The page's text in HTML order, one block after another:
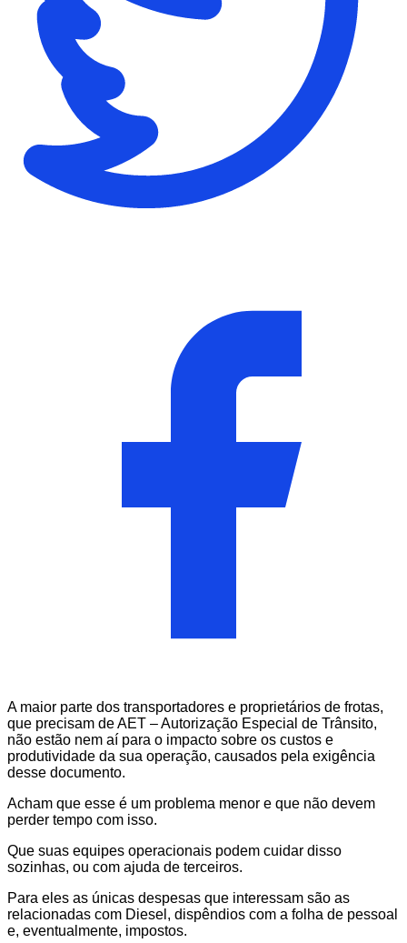
A maior parte dos transportadores e proprietários de frotas,
que precisam de AET – Autorização Especial de Trânsito,
não estão nem aí para o impacto sobre os custos e
produtividade da sua operação, causados pela exigência
desse documento.
Acham que esse é um problema menor e que não devem
perder tempo com isso.
Que suas equipes operacionais podem cuidar disso
sozinhas, ou com ajuda de terceiros.
Para eles as únicas despesas que interessam são as
relacionadas com Diesel, dispêndios com a folha de pessoal
e, eventualmente, impostos.